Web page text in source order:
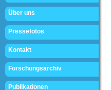
Über uns
Pressefotos
Kontakt
Forschungsarchiv
Publikationen